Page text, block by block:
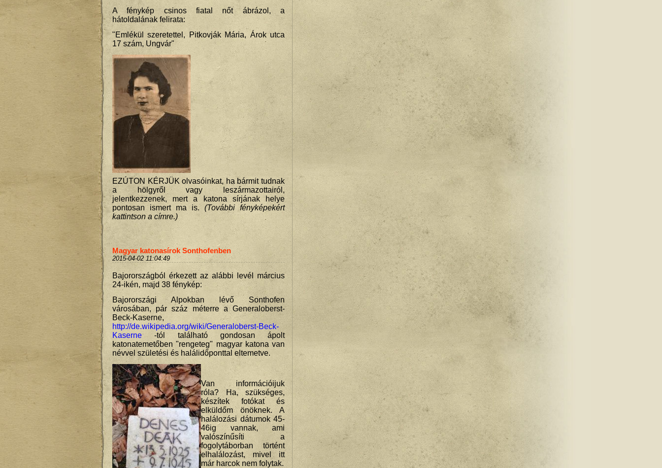
A fénykép csinos fiatal nőt ábrázol, a
hátoldalának felirata:
"Emlékül szeretettel, Pitkovják Mária, Árok utca
17 szám, Ungvár"
EZÚTON KÉRJÜK olvasóinkat, ha bármit tudnak
a hölgyről vagy leszármazottairól,
jelentkezzenek, mert a katona sírjának helye
pontosan ismert ma is. (További fényképekért
kattintson a címre.)
Magyar katonasírok Sonthofenben
2015-04-02 11:04:49
Bajorországból érkezett az alábbi levél március
24-ikén, majd 38 fénykép:
Bajorországi Alpokban lévő Sonthofen
városában, pár száz méterre a Generaloberst-
Beck-Kaserne,
http://de.wikipedia.org/wiki/Generaloberst-Beck-
Kaserne-tól található gondosan ápolt
katonatemetőben "rengeteg" magyar katona van
névvel születési és halálidőponttal eltemetve.
Van információijuk
róla? Ha, szükséges,
készítek fotókat és
elküldőm önöknek. A
halálozási dátumok 45-
46ig vannak, ami
valószínűsíti a
fogolytáborban történt
elhalálozást, mivel itt
már harcok nem folytak.